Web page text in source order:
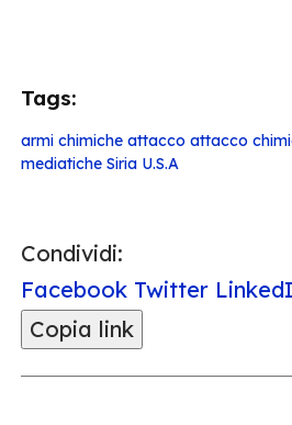
Tags:
armi chimiche attacco attacco
mediatiche Siria U.S.A
Condividi:
Facebook Twitter
Copia link